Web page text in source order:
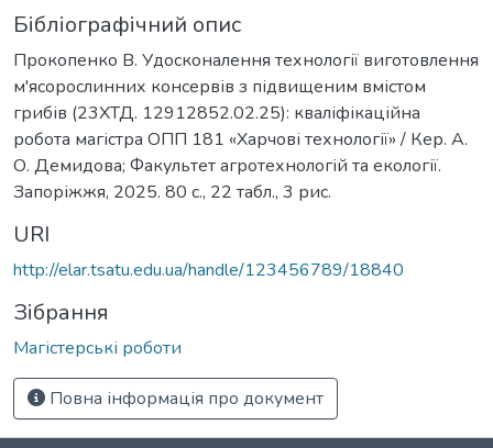
Бібліографічний опис
Прокопенко В. Удосконалення технології виготовлення
м'ясорослинних консервів з підвищеним вмістом
грибів (23ХТД. 12912852.02.25): кваліфікаційна
робота магістра ОПП 181 «Харчові технології» / Кер. А.
О. Демидова; Факультет агротехнологій та екології.
Запоріжжя, 2025. 80 с., 22 табл., 3 рис.
URI
http://elar.tsatu.edu.ua/handle/123456789/18840
Зібрання
Магістерські роботи
Повна інформація про документ